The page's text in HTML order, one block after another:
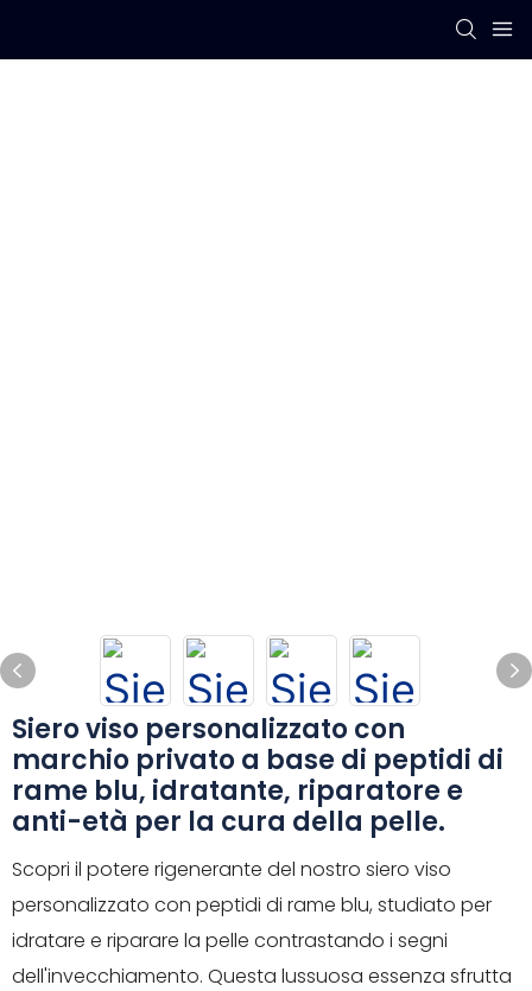
Siero viso personalizzato con
marchio privato a base di peptidi di
rame blu, idratante, riparatore e
anti-età per la cura della pelle.
Scopri il potere rigenerante del nostro siero viso
personalizzato con peptidi di rame blu, studiato per
idratare e riparare la pelle contrastando i segni
dell'invecchiamento. Questa lussuosa essenza sfrutta